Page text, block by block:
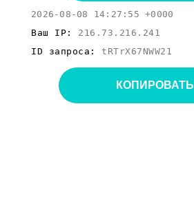
2026-08-08 14:27:55 +0000
Ваш IP: 216.73.216.241
ID запроса: tRTrX67NWW21
КОПИРОВАТЬ